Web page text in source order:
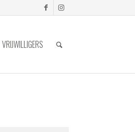
VRIJWILLIGERS